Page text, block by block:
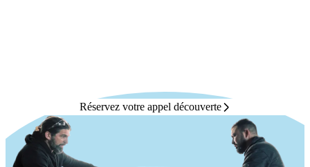
Réservez votre appel découverte